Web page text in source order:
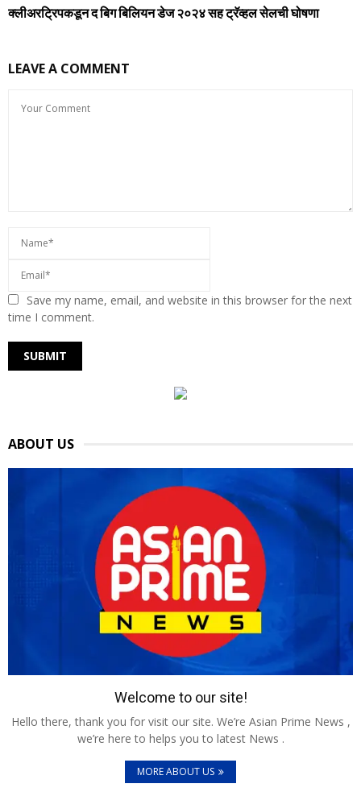
क्‍लीअरट्रिपकडून द बिग बिलियन डेज २०२४ सह ट्रॅव्‍हल सेलची घोषणा
LEAVE A COMMENT
Save my name, email, and website in this browser for the next
time I comment.
ABOUT US
Welcome to our site!
Hello there, thank you for visit our site. We’re Asian Prime News ,
we’re here to helps you to latest News .
MORE ABOUT US